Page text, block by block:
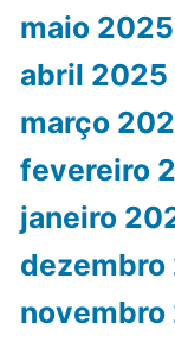
maio 2025
abril 2025
março
fevereiro
janeiro